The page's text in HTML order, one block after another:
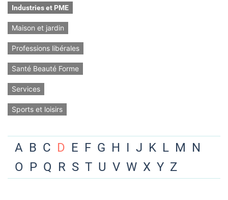
Industries et PME
Maison et jardin
Professions libérales
Santé Beauté Forme
Services
Sports et loisirs
A B C D E F G H I J K L M N
O P Q R S T U V W X Y Z